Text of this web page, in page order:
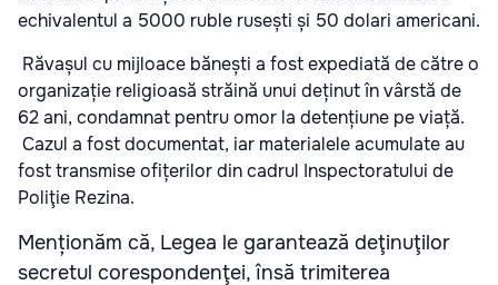
echivalentul a 5000 ruble rusești și 50 dolari americani.
Răvașul cu mijloace bănești a fost expediată de către o
organizație religioasă străină unui deținut în vârstă de
62 ani, condamnat pentru omor la detențiune pe viață.
Cazul a fost documentat, iar materialele acumulate au
fost transmise ofițerilor din cadrul Inspectoratului de
Poliţie Rezina.
Menționăm că, Legea le garantează deţinuţilor
secretul corespondenţei, însă trimiterea